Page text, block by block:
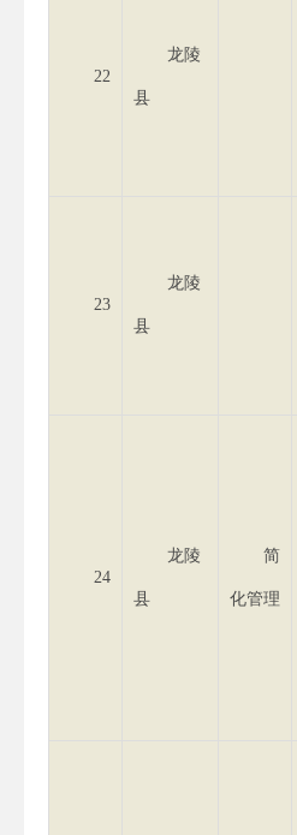
22
龙陵
县
23
龙陵
县
24
龙陵
县
简
化管理